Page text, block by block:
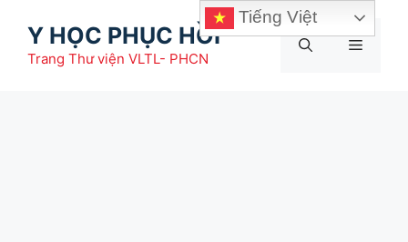
Y HỌC PHỤC HỒI
Trang Thư viện VLTL- PHCN
Menu
Tiếng Việt